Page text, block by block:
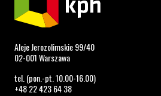
Aleje Jerozolimskie 99/40
02-001 Warszawa
tel. (pon.-pt. 10.00-16.00)
+48 22 423 64 38